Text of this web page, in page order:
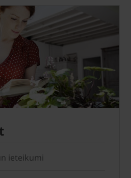
ieteikumi